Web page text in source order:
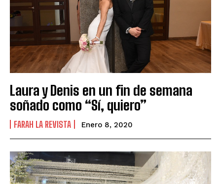
Laura y Denis en un fin de semana
soñado como “Sí, quiero”
FARAH LA REVISTA Enero 8, 2020